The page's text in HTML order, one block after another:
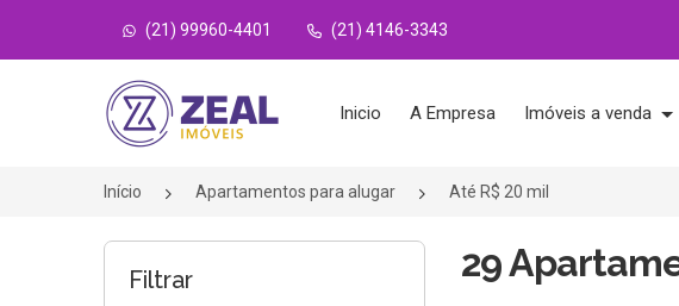
(21) 99960-4401 (21) 4146-3343
Página inicial
Inicio A Empresa Imóveis a venda
Início Apartamentos para alugar Até R$ 20 mil
Filtrar 29